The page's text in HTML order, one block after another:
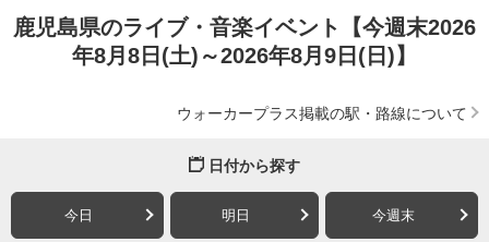
鹿児島県のライブ・音楽イベント【今週末2026
年8月8日(土)～2026年8月9日(日)】
ウォーカープラス掲載の駅・路線について
日付から探す
今日 明日 今週末